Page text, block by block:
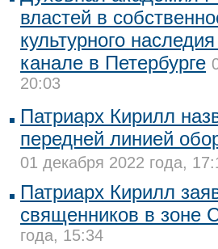
властей в
культурного
канале в Петербурге
20:03
Патриарх Кирилл
передней линией
01 декабря 2022 года,
Патриарх Кирилл
священников в зоне
года, 15:34